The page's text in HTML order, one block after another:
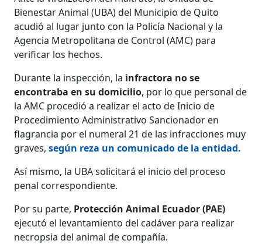
Bienestar Animal (UBA) del Municipio de Quito
acudió al lugar junto con la Policía Nacional y la
Agencia Metropolitana de Control (AMC) para
verificar los hechos.
Durante la inspección, la infractora no se
encontraba en su domicilio, por lo que personal de
la AMC procedió a realizar el acto de Inicio de
Procedimiento Administrativo Sancionador en
flagrancia por el numeral 21 de las infracciones muy
graves,según reza un comunicado de la entidad.
Así mismo, la UBA solicitará el inicio del proceso
penal correspondiente.
Por su parte, Protección Animal Ecuador (PAE)
ejecutó el levantamiento del cadáver para realizar
necropsia del animal de compañía.